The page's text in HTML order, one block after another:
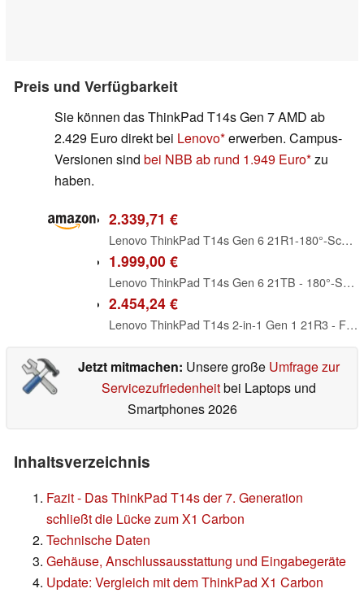
Preis und Verfügbarkeit
Sie können das ThinkPad T14s Gen 7 AMD ab
2.429 Euro direkt bei Lenovo erwerben. Campus-
Versionen sind bei NBB ab rund 1.949 Euro zu
haben.
2.339,71 €
Lenovo ThinkPad T14s Gen 6 21R1-180°-Scharnierdesign - Intel Core Ultra 7 255U - Win 11 Pro - Intel Graphics - 32 GB RAM - 1 TB SSD TCG Opal Encryption 2, NVMe - 35.6 cm (14") IPS 1920 x 1200
1.999,00 €
Lenovo ThinkPad T14s Gen 6 21TB - 180°-Scharnierdesign - AMD Ryzen AI 7 PRO 350/2 GHz - Win 11 Pro - Radeon 880M - 32 GB RAM - 1 TB SSD 35.6 cm (14") IPS 1920 x 1200 - Wi-Fi 7, Bluetooth - Schwarz
2.454,24 €
Lenovo ThinkPad T14s 2-in-1 Gen 1 21R3 - Flip-Design - Intel Core Ultra 7 255U - Win 11 Pro - Intel Graphics - 32 GB RAM - 1 TB SSD TCG Opal Encryption 2, NVMe - 35.6 cm (14") IPS Touchscreen
Jetzt mitmachen: Unsere große Umfrage zur
Servicezufriedenheitbei Laptops und
Smartphones 2026
Inhaltsverzeichnis
Fazit - Das ThinkPad T14s der 7. Generation
schließt die Lücke zum X1 Carbon
Technische Daten
Gehäuse, Anschlussausstattung und Eingabegeräte
Update: Vergleich mit dem ThinkPad X1 Carbon